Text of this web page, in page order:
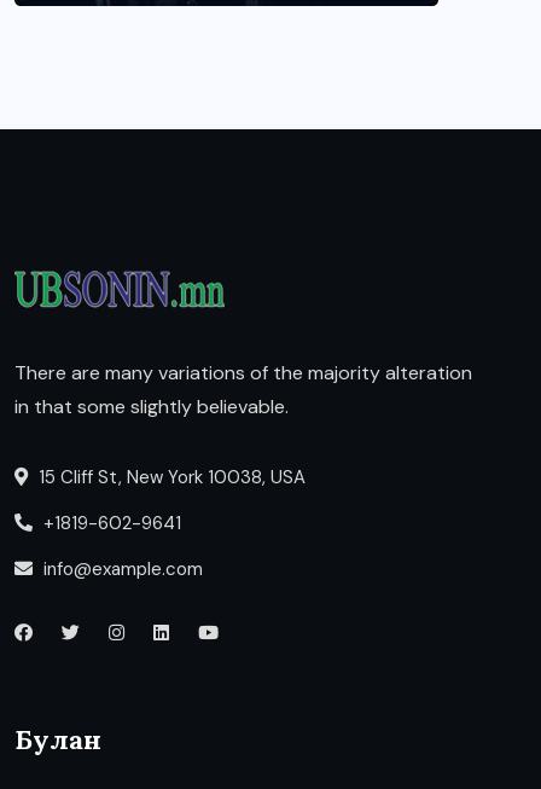
There are many variations of the majority alteration
in that some slightly believable.
15 Cliff St, New York 10038, USA
+1819-602-9641
info@example.com
Булан